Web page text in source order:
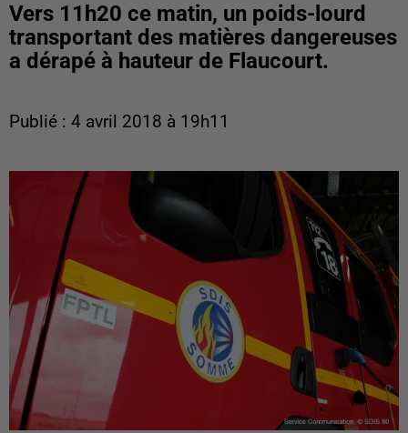
Vers 11h20 ce matin, un poids-lourd
transportant des matières dangereuses
a dérapé à hauteur de Flaucourt.
Publié : 4 avril 2018 à 19h11